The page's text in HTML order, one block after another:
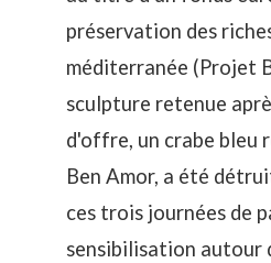
préservation des
méditerranée (Projet
sculpture retenue
d'offre, un crabe bleu
Ben Amor, a été
ces trois journées de
sensibilisation autour